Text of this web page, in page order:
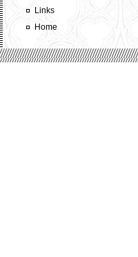
Links
Home